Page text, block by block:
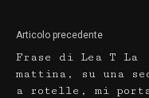
Articolo precedente
Frase di Lea T La
mattina, su una
a rotelle, mi